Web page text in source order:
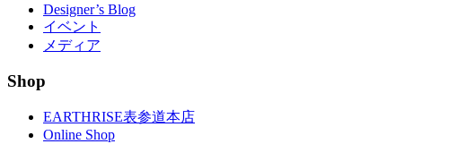
Designer’s Blog
イベント
メディア
Shop
EARTHRISE表参道本店
Online Shop